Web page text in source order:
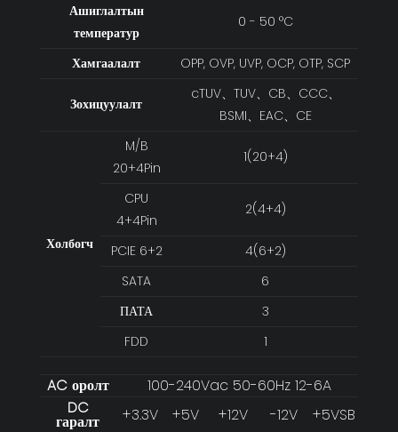
Ашиглалтын
температур
0 - 50 °C
Хамгаалалт OPP, OVP, UVP, OCP, OTP, SCP
Зохицуулалт
cTUV、TUV、CB、CCC、
BSMI、EAC、CE
Холбогч
M/B
20+4Pin
1(20+4)
CPU
4+4Pin
2(4+4)
PCIE 6+2
4(6+2)
SATA
6
ПАТА
3
FDD
1
AC оролт
100-240Vac 50-60Hz 12-6A
DC
гаралт +3.3V +5V +12V -12V
+5VSB